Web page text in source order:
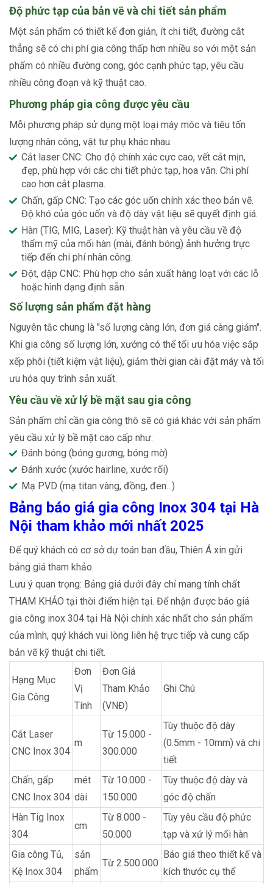
Độ phức tạp của bản vẽ và chi tiết sản phẩm
Một sản phẩm có thiết kế đơn giản, ít chi tiết, đường cắt
thẳng sẽ có chi phí gia công thấp hơn nhiều so với một sản
phẩm có nhiều đường cong, góc cạnh phức tạp, yêu cầu
nhiều công đoạn và kỹ thuật cao.
Phương pháp gia công được yêu cầu
Mỗi phương pháp sử dụng một loại máy móc và tiêu tốn
lượng nhân công, vật tư phụ khác nhau.
Cắt laser CNC: Cho độ chính xác cực cao, vết cắt mịn,
đẹp, phù hợp với các chi tiết phức tạp, hoa văn. Chi phí
cao hơn cắt plasma.
Chấn, gấp CNC: Tạo các góc uốn chính xác theo bản vẽ.
Độ khó của góc uốn và độ dày vật liệu sẽ quyết định giá.
Hàn (TIG, MIG, Laser): Kỹ thuật hàn và yêu cầu về độ
thẩm mỹ của mối hàn (mài, đánh bóng) ảnh hưởng trực
tiếp đến chi phí nhân công.
Đột, dập CNC: Phù hợp cho sản xuất hàng loạt với các lỗ
hoặc hình dạng định sẵn.
Số lượng sản phẩm đặt hàng
Nguyên tắc chung là "số lượng càng lớn, đơn giá càng giảm".
Khi gia công số lượng lớn, xưởng có thể tối ưu hóa việc sắp
xếp phôi (tiết kiệm vật liệu), giảm thời gian cài đặt máy và tối
ưu hóa quy trình sản xuất.
Yêu cầu về xử lý bề mặt sau gia công
Sản phẩm chỉ cần gia công thô sẽ có giá khác với sản phẩm
yêu cầu xử lý bề mặt cao cấp như:
Đánh bóng (bóng gương, bóng mờ)
Đánh xước (xước hairline, xước rối)
Mạ PVD (mạ titan vàng, đồng, đen...)
Bảng báo giá gia công Inox 304 tại Hà
Nội tham khảo mới nhất 2025
Để quý khách có cơ sở dự toán ban đầu, Thiên Á xin gửi
bảng giá tham khảo.
Lưu ý quan trọng: Bảng giá dưới đây chỉ mang tính chất
THAM KHẢO tại thời điểm hiện tại. Để nhận được báo giá
gia công inox 304 tại Hà Nội chính xác nhất cho sản phẩm
của mình, quý khách vui lòng liên hệ trực tiếp và cung cấp
bản vẽ kỹ thuật chi tiết.
Hạng Mục
Gia Công
Đơn
Vị
Tính
Đơn Giá
Tham Khảo
(VNĐ)
Ghi Chú
Cắt Laser
CNC Inox 304
m
Từ 15.000 -
300.000
Tùy thuộc độ dày
(0.5mm - 10mm) và chi
tiết
Chấn, gấp
CNC Inox 304
mét
dài
Từ 10.000 -
150.000
Tùy thuộc độ dày và
góc độ chấn
Hàn Tig Inox
304
cm
Từ 8.000 -
50.000
Tùy yêu cầu độ phức
tạp và xử lý mối hàn
Gia công Tủ,
Kệ Inox 304
sản
phẩm
Từ 2.500.000
Báo giá theo thiết kế và
kích thước cụ thể